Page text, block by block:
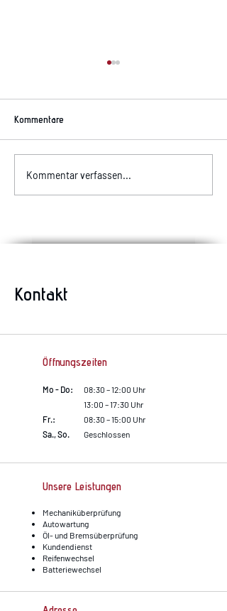
Kommentare
Kommentar verfassen...
Kontakt
Öffnungszeiten
Mo - Do:
Fr.:
Sa., So.
08:30 – 12:00 Uhr
13:00 – 17:30 Uhr
08:30 – 15:00 Uhr
Geschlossen
Unsere Leistungen
Mechaniküberprüfung
Autowartung
Öl- und Bremsüberprüfung
Kundendienst
Reifenwechsel
Batteriewechsel